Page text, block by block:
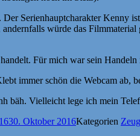
Serienhauptcharakter Kenny
würde das
Für mich war sein
immer schön die Webcam ab,
bäh. Vielleicht lege ich mein
30. Oktober 2016Kategorien Zeug